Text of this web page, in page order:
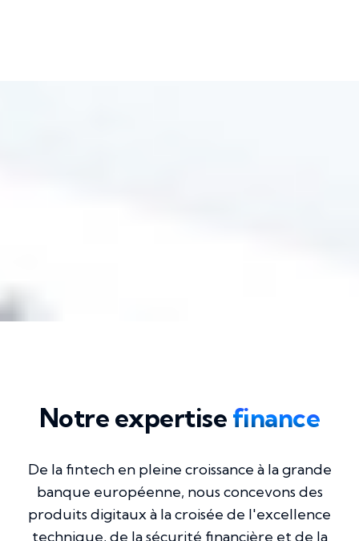
Notre expertise finance
De la fintech en pleine croissance à la grande
banque européenne, nous concevons des
produits digitaux à la croisée de l'excellence
technique, de la sécurité financière et de la